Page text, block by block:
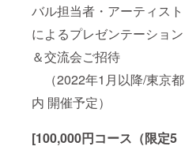
バル担当者・アーティスト
によるプレゼンテーション
＆交流会ご招待
（2022年1月以降/東京都
内 開催予定）
[100,000円コース（限定5